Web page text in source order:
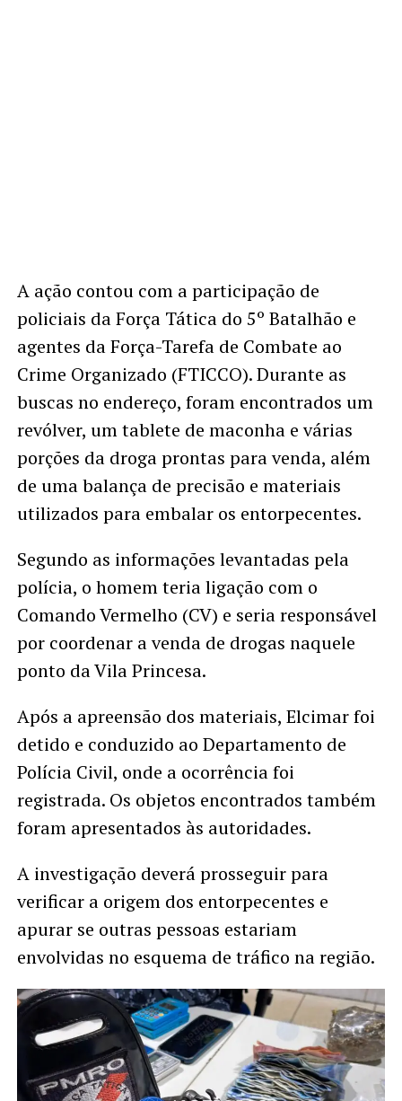
A ação contou com a participação de
policiais da Força Tática do 5º Batalhão e
agentes da Força-Tarefa de Combate ao
Crime Organizado (FTICCO). Durante as
buscas no endereço, foram encontrados um
revólver, um tablete de maconha e várias
porções da droga prontas para venda, além
de uma balança de precisão e materiais
utilizados para embalar os entorpecentes.
Segundo as informações levantadas pela
polícia, o homem teria ligação com o
Comando Vermelho (CV) e seria responsável
por coordenar a venda de drogas naquele
ponto da Vila Princesa.
Após a apreensão dos materiais, Elcimar foi
detido e conduzido ao Departamento de
Polícia Civil, onde a ocorrência foi
registrada. Os objetos encontrados também
foram apresentados às autoridades.
A investigação deverá prosseguir para
verificar a origem dos entorpecentes e
apurar se outras pessoas estariam
envolvidas no esquema de tráfico na região.